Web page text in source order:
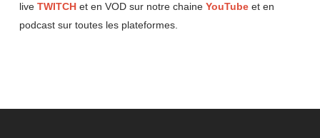
live TWITCH et en VOD sur notre chaine YouTube et en
podcast sur toutes les plateformes.